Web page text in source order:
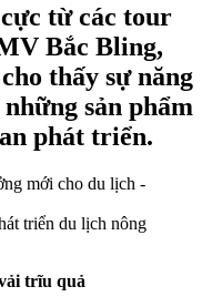
từ các tour
Bắc Bling,
thấy sự năng
sản phẩm
phát triển.
triển du lịch nông
trĩu quả